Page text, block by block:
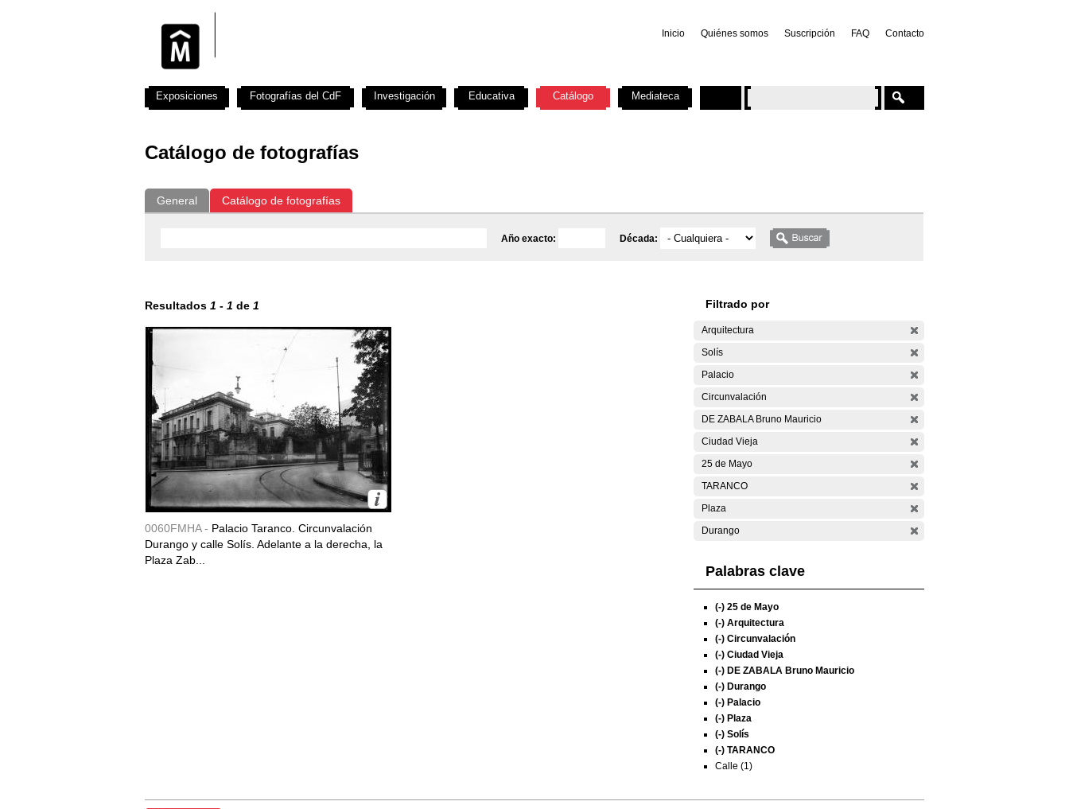
Inicio Quiénes somos Suscripción FAQ Contacto
Catálogo de fotografías
General Catálogo de fotografías
Año exacto: Década:
Resultados 1 - 1 de 1
0060FMHA - Palacio Taranco. Circunvalación
Durango y calle Solís. Adelante a la derecha, la
Plaza Zab...
Filtrado por
Arquitectura
Solís
Palacio
Circunvalación
DE ZABALA Bruno Mauricio
Ciudad Vieja
25 de Mayo
TARANCO
Plaza
Durango
Palabras clave
(-) 25 de Mayo
(-) Arquitectura
(-) Circunvalación
(-) Ciudad Vieja
(-) DE ZABALA Bruno Mauricio
(-) Durango
(-) Palacio
(-) Plaza
(-) Solís
(-) TARANCO
Calle (1)
Exposiciones Fotografías del CdF Investigación Educativa Catálogo Mediateca